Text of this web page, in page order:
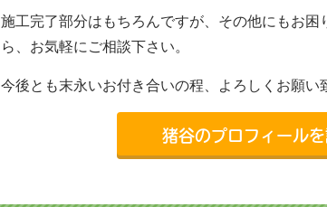
施工完了部分はもちろんですが、その他にもお困
ら、お気軽にご相談下さい。
今後とも末永いお付き合いの程、よろしくお願い
猪谷のプロフィール